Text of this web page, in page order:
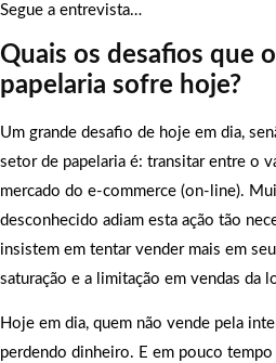
Segue a entrevista…
Quais os desafios que
papelaria sofre hoje?
Um grande desafio de hoje em dia,
setor de papelaria é: transitar entre o
mercado do e-commerce (on-line).
desconhecido adiam esta ação tão
insistem em tentar vender mais em
saturação e a limitação em vendas da
Hoje em dia, quem não vende pela
perdendo dinheiro. E em pouco tempo